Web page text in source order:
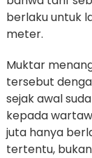
berlaku untuk
meter.
Muktar
tersebut
sejak awal
kepada
juta hanya
tertentu,